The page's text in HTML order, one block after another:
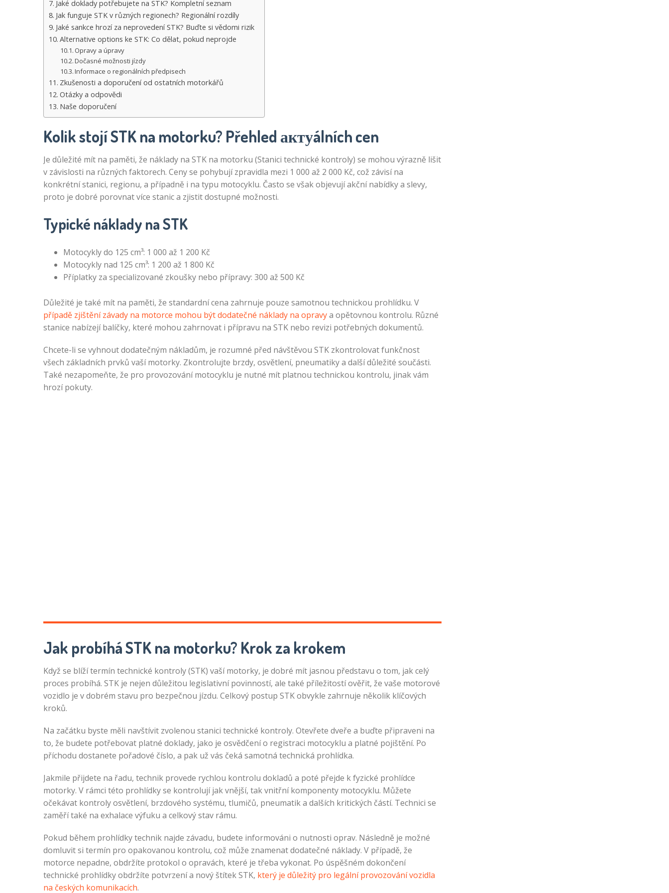
Jaké doklady potřebujete na STK? Kompletní seznam
Jak funguje STK v různých regionech? Regionální rozdíly
Jaké sankce hrozí za neprovedení STK? Buďte si vědomi rizik
Alternative options ke STK: Co dělat, pokud neprojde
Opravy a úpravy
Dočasné možnosti jízdy
Informace o regionálních předpisech
Zkušenosti a doporučení od ostatních motorkářů
Otázky a odpovědi
Naše doporučení
Kolik stojí STK na motorku? Přehled актуálních cen
Je důležité mít na paměti, že náklady na STK na motorku (Stanici technické kontroly) se mohou výrazně lišit
v závislosti na různých faktorech. Ceny se pohybují zpravidla mezi 1 000 až 2 000 Kč, což závisí na
konkrétní stanici, regionu, a případně i na typu motocyklu. Často se však objevují akční nabídky a slevy,
proto je dobré porovnat více stanic a zjistit dostupné možnosti.
Typické náklady na STK
Motocykly do 125 cm³: 1 000 až 1 200 Kč
Motocykly nad 125 cm³: 1 200 až 1 800 Kč
Příplatky za specializované zkoušky nebo přípravy: 300 až 500 Kč
Důležité je také mít na paměti, že standardní cena zahrnuje pouze samotnou technickou prohlídku. V
případě zjištění závady na motorce mohou být dodatečné náklady na opravya opětovnou kontrolu. Různé
stanice nabízejí balíčky, které mohou zahrnovat i přípravu na STK nebo revizi potřebných dokumentů.
Chcete-li se vyhnout dodatečným nákladům, je rozumné před návštěvou STK zkontrolovat funkčnost
všech základních prvků vaší motorky. Zkontrolujte brzdy, osvětlení, pneumatiky a další důležité součásti.
Také nezapomeňte, že pro provozování motocyklu je nutné mít platnou technickou kontrolu, jinak vám
hrozí pokuty.
Jak probíhá STK na motorku? Krok za krokem
Když se blíží termín technické kontroly (STK) vaší motorky, je dobré mít jasnou představu o tom, jak celý
proces probíhá. STK je nejen důležitou legislativní povinností, ale také příležitostí ověřit, že vaše motorové
vozidlo je v dobrém stavu pro bezpečnou jízdu. Celkový postup STK obvykle zahrnuje několik klíčových
kroků.
Na začátku byste měli navštívit zvolenou stanici technické kontroly. Otevřete dveře a buďte připraveni na
to, že budete potřebovat platné doklady, jako je osvědčení o registraci motocyklu a platné pojištění. Po
příchodu dostanete pořadové číslo, a pak už vás čeká samotná technická prohlídka.
Jakmile přijdete na řadu, technik provede rychlou kontrolu dokladů a poté přejde k fyzické prohlídce
motorky. V rámci této prohlídky se kontrolují jak vnější, tak vnitřní komponenty motocyklu. Můžete
očekávat kontroly osvětlení, brzdového systému, tlumičů, pneumatik a dalších kritických částí. Technici se
zaměří také na exhalace výfuku a celkový stav rámu.
Pokud během prohlídky technik najde závadu, budete informováni o nutnosti oprav. Následně je možné
domluvit si termín pro opakovanou kontrolu, což může znamenat dodatečné náklady. V případě, že
motorce nepadne, obdržíte protokol o opravách, které je třeba vykonat. Po úspěšném dokončení
technické prohlídky obdržíte potvrzení a nový štítek STK, který je důležitý pro legální provozování vozidla
na českých komunikacích.